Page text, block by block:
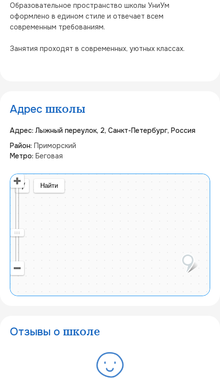
Образовательное пространство школы УниУм
оформлено в едином стиле и отвечает всем
современным требованиям.
Занятия проходят в современных, уютных классах.
Адрес школы
Адрес: Лыжный переулок, 2, Санкт-Петербург, Россия
Район: Приморский
Метро: Беговая
Найти
Отзывы о школе